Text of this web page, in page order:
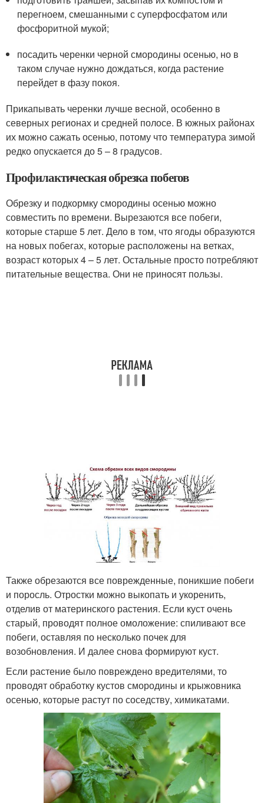
перегноем, смешанными с суперфосфатом или
фосфоритной мукой;
посадить черенки черной смородины осенью, но в
таком случае нужно дождаться, когда растение
перейдет в фазу покоя.
Прикапывать черенки лучше весной, особенно в
северных регионах и средней полосе. В южных районах
их можно сажать осенью, потому что температура зимой
редко опускается до 5 – 8 градусов.
Профилактическая обрезка побегов
Обрезку и подкормку смородины осенью можно
совместить по времени. Вырезаются все побеги,
которые старше 5 лет. Дело в том, что ягоды образуются
на новых побегах, которые расположены на ветках,
возраст которых 4 – 5 лет. Остальные просто потребляют
питательные вещества. Они не приносят пользы.
Также обрезаются все поврежденные, поникшие побеги
и поросль. Отростки можно выкопать и укоренить,
отделив от материнского растения. Если куст очень
старый, проводят полное омоложение: спиливают все
побеги, оставляя по несколько почек для
возобновления. И далее снова формируют куст.
Если растение было повреждено вредителями, то
проводят обработку кустов смородины и крыжовника
осенью, которые растут по соседству, химикатами.